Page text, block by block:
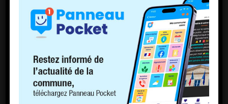
Toutes les actualités
LE VILLAGE
INSCRIPTION SUR LES LISTES
ÉLECTORALES
13 novembre 2019